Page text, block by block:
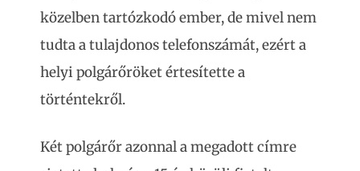
közelben tartózkodó ember, de mivel nem
tudta a tulajdonos telefonszámát, ezért a
helyi polgárőröket értesítette a
történtekről.
Két polgárőr azonnal a megadott címre